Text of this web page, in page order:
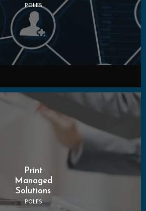
POLES
Print
Managed
Solutions
POLES